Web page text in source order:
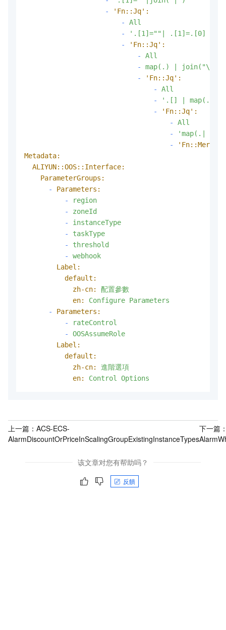
-
'Fn::Jq':
-
All
-
'.[1]=""| .[1]=.[0] |
-
'Fn::Jq':
-
All
-
map(.)
join("\n|")
-
'Fn::Jq':
-
All
-
'.[] | map(.[] |
-
'Fn::Jq':
-
All
-
'map(.|
-
Metadata:
ALIYUN::OOS::Interface:
ParameterGroups:
-
Parameters:
-
region
-
zoneId
-
instanceType
-
taskType
-
threshold
-
webhook
Label:
default:
zh-cn:
配置參數
en:
Configure Parameters
-
Parameters:
-
rateControl
-
OOSAssumeRole
Label:
default:
zh-cn:
進階選項
en:
Control Options
上一篇： ACS-ECS-
AlarmDiscountOrPriceInScalingGroupExistingInstanceTypes
下一篇
该文章对您有帮助吗？
反饋